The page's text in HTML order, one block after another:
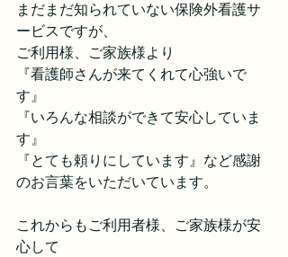
まだまだ知られていない保険外看護サ
ービスですが、
ご利用様、ご家族様より
『看護師さんが来てくれて心強いで
す』
『いろんな相談ができて安心していま
す』
『とても頼りにしています』など感謝
のお言葉をいただいています。
これからもご利用者様、ご家族様が安
心して